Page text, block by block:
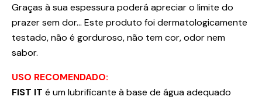
Graças à sua espessura poderá apreciar o limite do
prazer sem dor… Este produto foi dermatologicamente
testado, não é gorduroso, não tem cor, odor nem
sabor.
USO RECOMENDADO:
FIST IT é um lubrificante à base de água adequado